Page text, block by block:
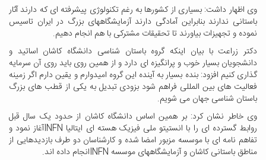
وی اظهار داشت: بسیاری از کشورها به رغم تکنولوژی پیشرفته ای که دارند آثار
باستانی ندارند بنابراین آمادگی دارند آزمایشگاههای بزرگ در ایران تاسیس
نموده و تجهیزات بیاورند تا تحقیقات مشترکی با هم انجام دهیم.
دکتر زراعت با بیان اینکه گروه باستان شناسی دانشگاه کاشان اساتید و
دانشجویان بسیار خوب و پرانگیزه ای دارد و از همین روی باید روی آن سرمایه
گذاری کنیم افزود: بنده بسیار به آینده این گروه امیدوارم و یقین دارم اگر زمینه
فعالیت های بین المللی فراهم شود بزودی تبدیل به یکی از قطب های بزرگ
باستان شناسی جهان می شویم.
وی خاطر نشان کرد: بر همین اساس دانشگاه کاشان از حدود یک سال قبل
روابط گسترده ای را با انستیتو ملی فیزیک هسته ای ایتالیا INFNآغاز نمود و
تفاهم نامه ای با موسسه مزبور امضا شده و کارشناسان دو طرف بازدیدهایی از
مناطق باستانی کاشان و آزمایشگاههای موسسه‌ INFNانجام داده اند.